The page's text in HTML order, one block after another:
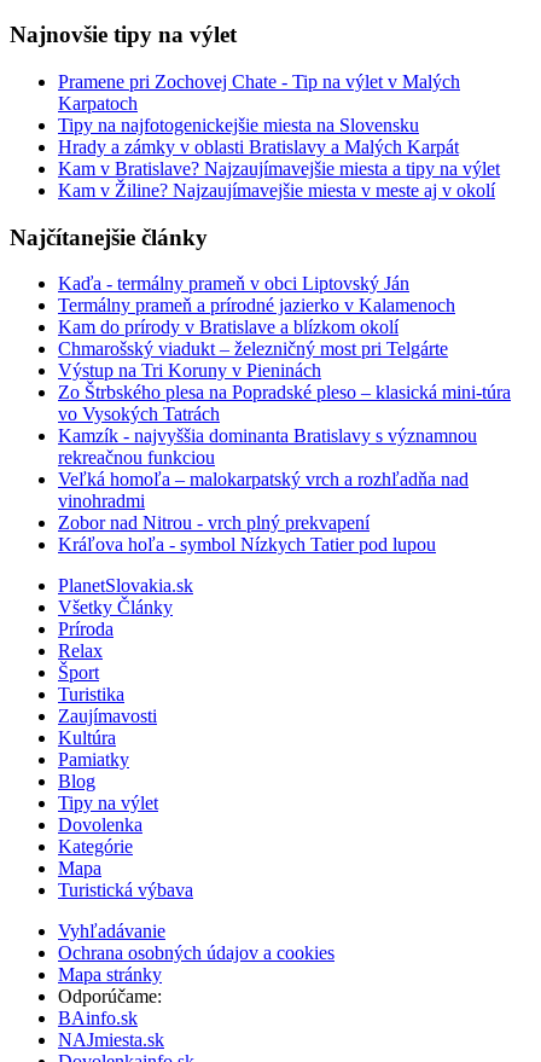
Najnovšie tipy na výlet
Pramene pri Zochovej Chate - Tip na výlet v Malých
Karpatoch
Tipy na najfotogenickejšie miesta na Slovensku
Hrady a zámky v oblasti Bratislavy a Malých Karpát
Kam v Bratislave? Najzaujímavejšie miesta a tipy na výlet
Kam v Žiline? Najzaujímavejšie miesta v meste aj v okolí
Najčítanejšie články
Kaďa - termálny prameň v obci Liptovský Ján
Termálny prameň a prírodné jazierko v Kalamenoch
Kam do prírody v Bratislave a blízkom okolí
Chmarošský viadukt – železničný most pri Telgárte
Výstup na Tri Koruny v Pieninách
Zo Štrbského plesa na Popradské pleso – klasická mini-túra
vo Vysokých Tatrách
Kamzík - najvyššia dominanta Bratislavy s významnou
rekreačnou funkciou
Veľká homoľa – malokarpatský vrch a rozhľadňa nad
vinohradmi
Zobor nad Nitrou - vrch plný prekvapení
Kráľova hoľa - symbol Nízkych Tatier pod lupou
PlanetSlovakia.sk
Všetky Články
Príroda
Relax
Šport
Turistika
Zaujímavosti
Kultúra
Pamiatky
Blog
Tipy na výlet
Dovolenka
Kategórie
Mapa
Turistická výbava
Vyhľadávanie
Ochrana osobných údajov a cookies
Mapa stránky
Odporúčame:
BAinfo.sk
NAJmiesta.sk